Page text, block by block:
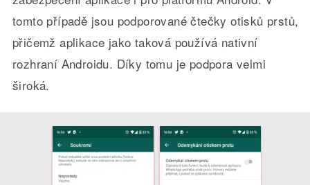
tomto případě jsou podporované čtečky otisků prstů,
přičemž aplikace jako taková používá nativní
rozhraní Androidu. Díky tomu je podpora velmi
široká.